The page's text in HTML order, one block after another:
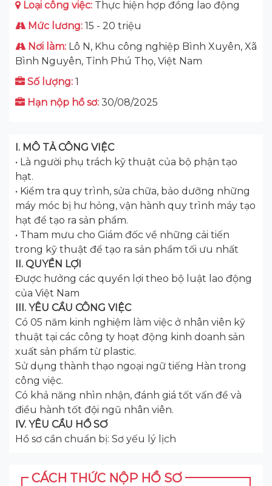
Loại công việc: Thực hiện hợp đồng lao động
Mức lương: 15 - 20 triệu
Nơi làm: Lô N, Khu công nghiệp Bình Xuyên, Xã
Bình Nguyên, Tỉnh Phú Thọ, Việt Nam
Số lượng: 1
Hạn nộp hồ sơ: 30/08/2025
I. MÔ TẢ CÔNG VIỆC
• Là người phụ trách kỹ thuật của bộ phận tạo
hạt.
• Kiểm tra quy trình, sửa chữa, bảo dưỡng những
máy móc bị hư hỏng, vận hành quy trình máy tạo
hạt để tạo ra sản phẩm.
• Tham mưu cho Giám đốc về những cải tiến
trong kỹ thuật để tạo ra sản phẩm tối ưu nhất
II. QUYỀN LỢI
Được hưởng các quyền lợi theo bộ luật lao động
của Việt Nam
III. YÊU CẦU CÔNG VIỆC
Có 05 năm kinh nghiệm làm việc ở nhân viên kỹ
thuật tại các công ty hoạt động kinh doanh sản
xuất sản phẩm từ plastic.
Sử dụng thành thạo ngoại ngữ tiếng Hàn trong
công việc.
Có khả năng nhìn nhận, đánh giá tốt vấn đề và
điều hành tốt đội ngũ nhân viên.
IV. YÊU CẦU HỒ SƠ
Hồ sơ cần chuẩn bị: Sơ yếu lý lịch
CÁCH THỨC NỘP HỒ SƠ